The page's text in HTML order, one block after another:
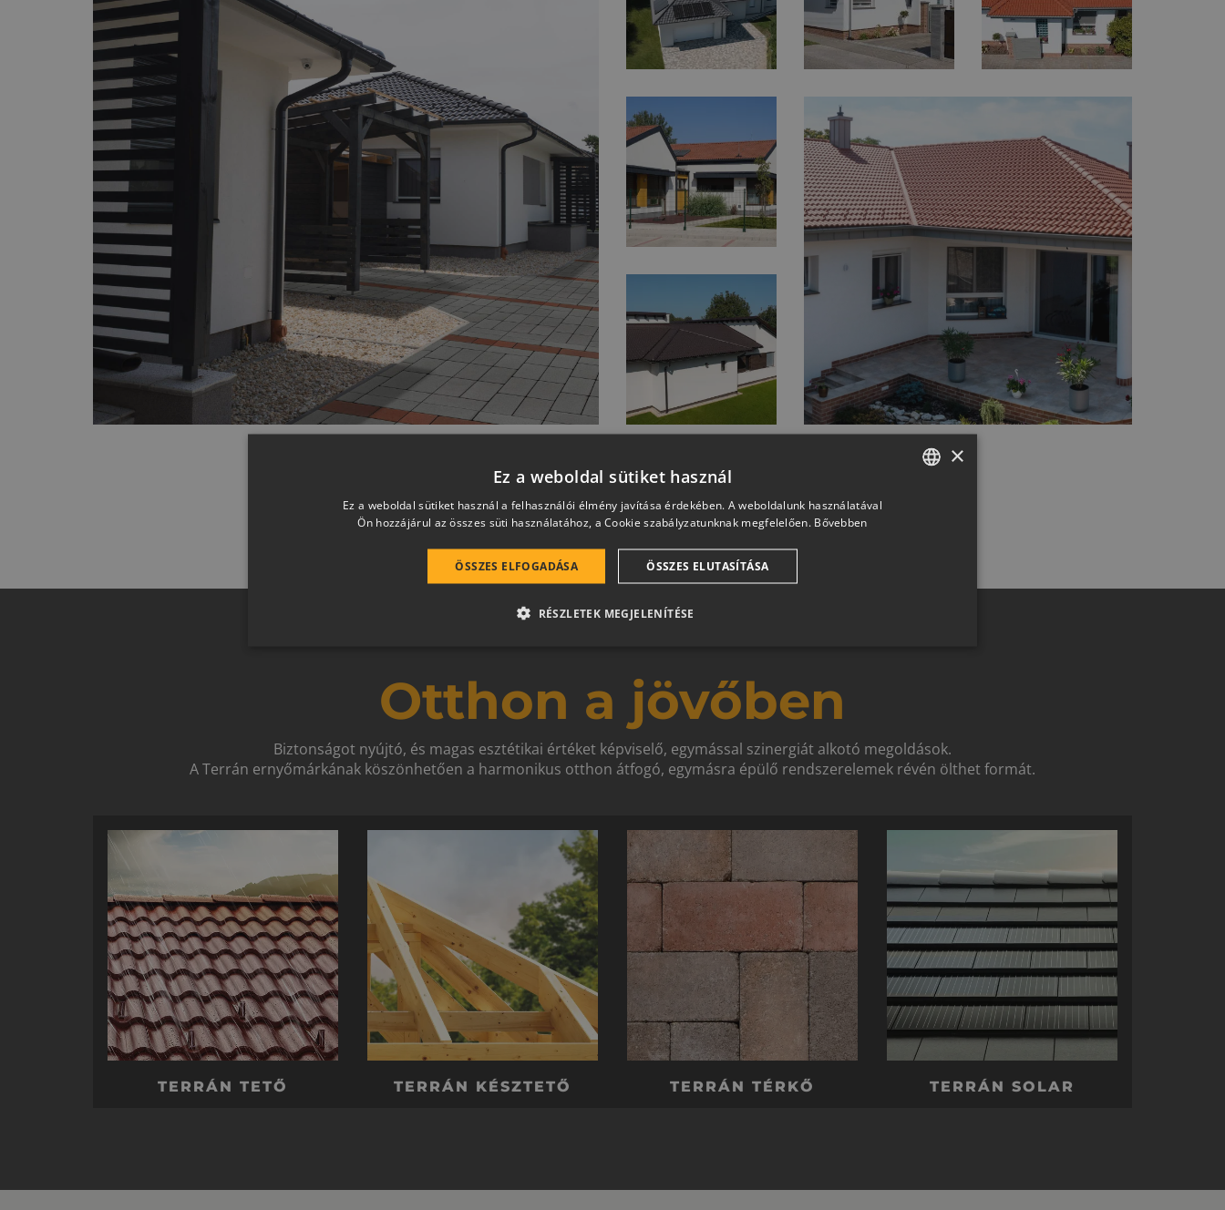
TOVÁBBI REFERENCIA KÉPEK
Otthon a jövőben
Biztonságot nyújtó, és magas esztétikai értéket képviselő, egymással szinergiát alkotó megoldások.
A Terrán ernyőmárkának köszönhetően a harmonikus otthon átfogó, egymásra épülő rendszerelemek révén ölthet formát.
TERRÁN TETŐ TERRÁN KÉSZTETŐ TERRÁN TÉRKŐ TERRÁN SOLAR
ENGLISH
×
Ez a weboldal sütiket használ
Ez a weboldal sütiket használ a felhasználói élmény javítása érdekében. A weboldalunk használatával
Ön hozzájárul az összes süti használatához, a Cookie szabályzatunknak megfelelően. Bővebben
ÖSSZES ELFOGADÁSA ÖSSZES ELUTASÍTÁSA
RÉSZLETEK MEGJELENÍTÉSE